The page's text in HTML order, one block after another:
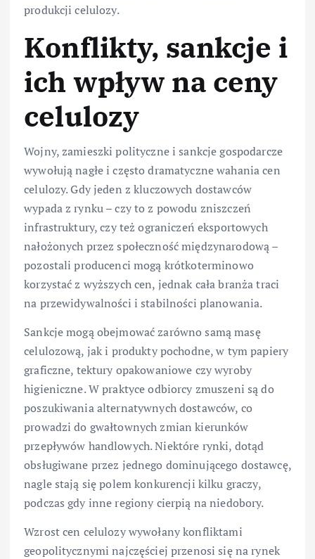
produkcji celulozy.
Konflikty, sankcje i
ich wpływ na ceny
celulozy
Wojny, zamieszki polityczne i sankcje gospodarcze
wywołują nagłe i często dramatyczne wahania cen
celulozy. Gdy jeden z kluczowych dostawców
wypada z rynku – czy to z powodu zniszczeń
infrastruktury, czy też ograniczeń eksportowych
nałożonych przez społeczność międzynarodową –
pozostali producenci mogą krótkoterminowo
korzystać z wyższych cen, jednak cała branża traci
na przewidywalności i stabilności planowania.
Sankcje mogą obejmować zarówno samą masę
celulozową, jak i produkty pochodne, w tym papiery
graficzne, tektury opakowaniowe czy wyroby
higieniczne. W praktyce odbiorcy zmuszeni są do
poszukiwania alternatywnych dostawców, co
prowadzi do gwałtownych zmian kierunków
przepływów handlowych. Niektóre rynki, dotąd
obsługiwane przez jednego dominującego dostawcę,
nagle stają się polem konkurencji kilku graczy,
podczas gdy inne regiony cierpią na niedobory.
Wzrost cen celulozy wywołany konfliktami
geopolitycznymi najczęściej przenosi się na rynek